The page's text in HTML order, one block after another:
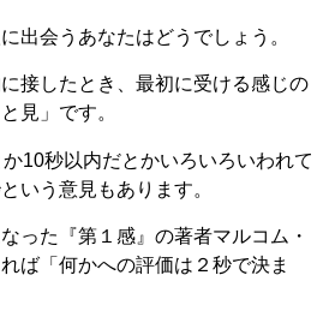
出会うあなたはどうでしょう。
接したとき、最初に受ける感じの
見」です。
10秒以内だとかいろいろいわれて
いう意見もあります。
った『第１感』の著者マルコム・
ば「何かへの評価は２秒で決ま